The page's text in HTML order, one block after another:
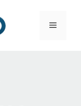
Menu